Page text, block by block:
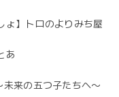
ょ】トロのよりみち屋
あ
未来の五つ子たちへ〜